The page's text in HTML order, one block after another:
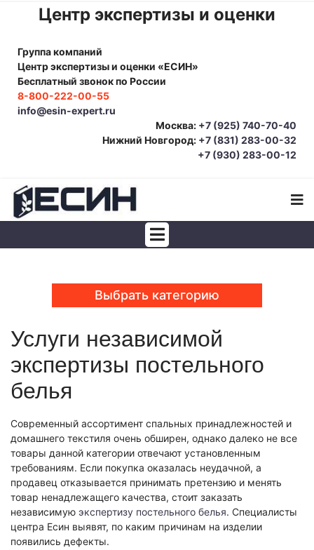
Центр экспертизы и оценки
Группа компаний
Центр экспертизы и оценки «ЕСИН»
Бесплатный звонок по России
8-800-222-00-55
info@esin-expert.ru
Москва: +7 (925) 740-70-40
Нижний Новгород: +7 (831) 283-00-32
+7 (930) 283-00-12
Почерковедческая экспертиза
Товароведческая экспертиза
Автотехническая экспертиза
Экспертиза электробытовой техники
Экспертиза по технике безопасности
Электротехническая экспертиза
Фоноскопическая экспертиза
Экспертиза видео- и звукозаписей
Лингвистическая экспертиза
Автороведческая экспертиза
Выбрать категорию
Фоноскопическая экспертиза
Психологическая экспертиза
Автотехническая экспертиза
Юридическая экспертиза
Экспертиза изделий из металлов
Экспертиза электробытовой техники
Экологическая экспертиза
Техническая экспертиза документов
Строительно-техническая экспертиза
Почерковедческая экспертиза
Пожарно-техническая экспертиза
Юридико-лингвистическая экспертиза
Лингвистическая экспертиза
Компьютерно-техническая экспертиза
Геммологическая экспертиза (ювелирная)
Экспертиза видео- и звукозаписей
Автороведческая экспертиза
Товароведческая экспертиза
Услуги независимой
экспертизы постельного
белья
Современный ассортимент спальных принадлежностей и
домашнего текстиля очень обширен, однако далеко не все
товары данной категории отвечают установленным
требованиям. Если покупка оказалась неудачной, а
продавец отказывается принимать претензию и менять
товар ненадлежащего качества, стоит заказать
независимую экспертизу постельного белья. Специалисты
центра Есин выявят, по каким причинам на изделии
появились дефекты.